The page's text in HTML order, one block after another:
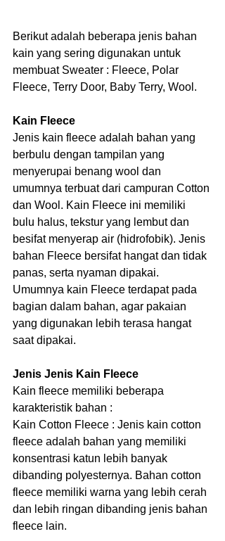
Berikut adalah beberapa jenis bahan
kain yang sering digunakan untuk
membuat Sweater : Fleece, Polar
Fleece, Terry Door, Baby Terry, Wool.
Kain Fleece
Jenis kain fleece adalah bahan yang
berbulu dengan tampilan yang
menyerupai benang wool dan
umumnya terbuat dari campuran Cotton
dan Wool. Kain Fleece ini memiliki
bulu halus, tekstur yang lembut dan
besifat menyerap air (hidrofobik). Jenis
bahan Fleece bersifat hangat dan tidak
panas, serta nyaman dipakai.
Umumnya kain Fleece terdapat pada
bagian dalam bahan, agar pakaian
yang digunakan lebih terasa hangat
saat dipakai.
Jenis Jenis Kain Fleece
Kain fleece memiliki beberapa
karakteristik bahan :
Kain Cotton Fleece : Jenis kain cotton
fleece adalah bahan yang memiliki
konsentrasi katun lebih banyak
dibanding polyesternya. Bahan cotton
fleece memiliki warna yang lebih cerah
dan lebih ringan dibanding jenis bahan
fleece lain.